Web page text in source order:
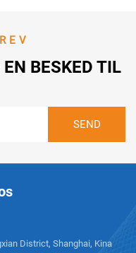
BESKED TIL
District, Shanghai, Kina